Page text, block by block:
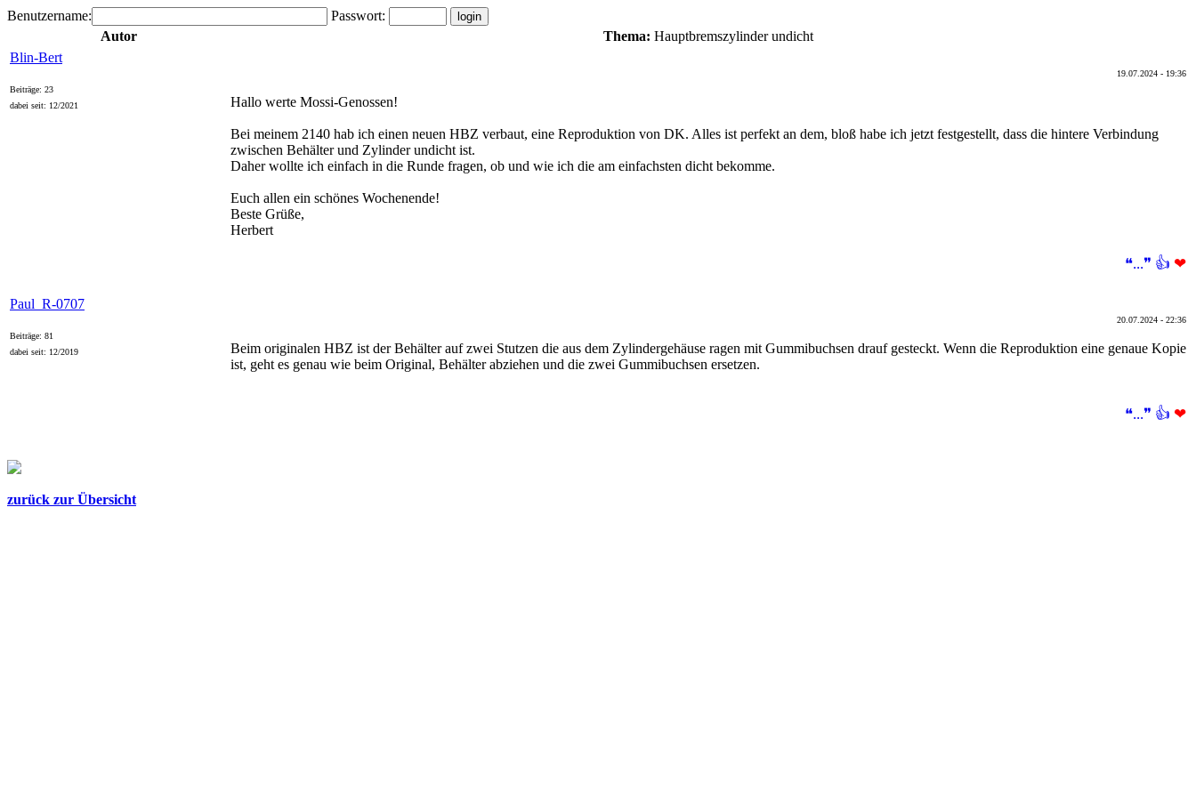
Benutzername:
Passwort:
Autor
Thema: Hauptbremszylinder undicht
Blin-Bert
Beiträge: 23
dabei seit: 12/2021
19.07.2024 - 19:36
Hallo werte Mossi-Genossen!
Bei meinem 2140 hab ich einen neuen HBZ verbaut, eine Reproduktion von DK. Alles ist perfekt an dem, bloß habe ich jetzt festgestellt, dass die hintere Verbindung
zwischen Behälter und Zylinder undicht ist.
Daher wollte ich einfach in die Runde fragen, ob und wie ich die am einfachsten dicht bekomme.
Euch allen ein schönes Wochenende!
Beste Grüße,
Herbert
❝...❞ 👍 ❤
Paul_R-0707
Beiträge: 81
dabei seit: 12/2019
20.07.2024 - 22:36
Beim originalen HBZ ist der Behälter auf zwei Stutzen die aus dem Zylindergehäuse ragen mit Gummibuchsen drauf gesteckt. Wenn die Reproduktion eine genaue Kopie
ist, geht es genau wie beim Original, Behälter abziehen und die zwei Gummibuchsen ersetzen.
❝...❞ 👍 ❤
zurück zur Übersicht